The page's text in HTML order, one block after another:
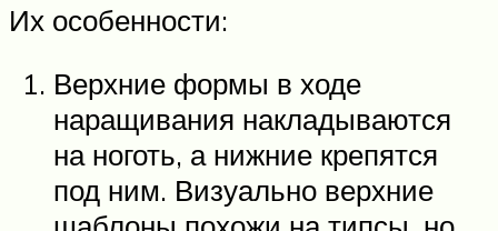
Их особенности:
Верхние формы в ходе
наращивания накладываются
на ноготь, а нижние крепятся
под ним. Визуально верхние